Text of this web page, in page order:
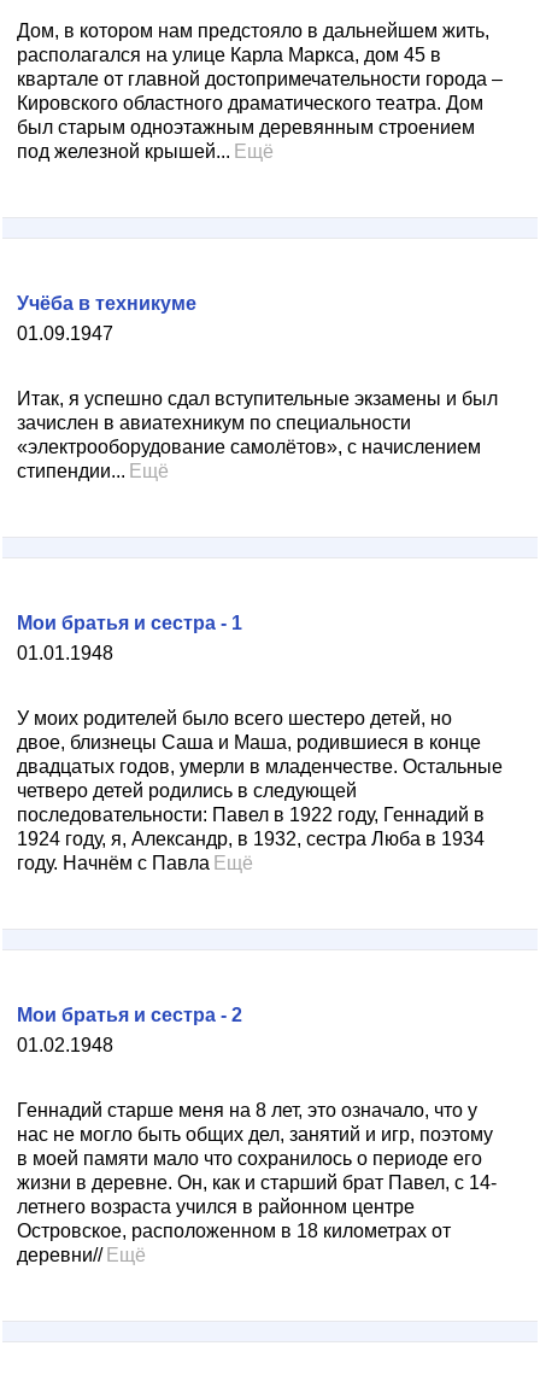
Дом, в котором нам предстояло в дальнейшем жить,
располагался на улице Карла Маркса, дом 45 в
квартале от главной достопримечательности города –
Кировского областного драматического театра. Дом
был старым одноэтажным деревянным строением
под железной крышей... Ещё
01.09.1947
Учёба в техникуме
Итак, я успешно сдал вступительные экзамены и был
зачислен в авиатехникум по специальности
«электрооборудование самолётов», с начислением
стипендии... Ещё
01.01.1948
Мои братья и сестра - 1
У моих родителей было всего шестеро детей, но
двое, близнецы Саша и Маша, родившиеся в конце
двадцатых годов, умерли в младенчестве. Остальные
четверо детей родились в следующей
последовательности: Павел в 1922 году, Геннадий в
1924 году, я, Александр, в 1932, сестра Люба в 1934
году. Начнём с Павла Ещё
01.02.1948
Мои братья и сестра - 2
Геннадий старше меня на 8 лет, это означало, что у
нас не могло быть общих дел, занятий и игр, поэтому
в моей памяти мало что сохранилось о периоде его
жизни в деревне. Он, как и старший брат Павел, с 14-
летнего возраста учился в районном центре
Островское, расположенном в 18 километрах от
деревни// Ещё